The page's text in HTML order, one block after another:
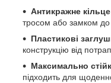
Антикражне кільце
тросом або замком
Пластикові
конструкцію від
Максимально
підходить для